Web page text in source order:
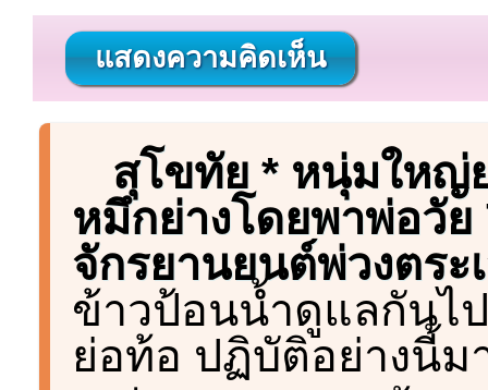
แสดงความคิดเห็น
สุโขทัย * หนุ่มให
หมึกย่างโดยพาพ่อวั
จักรยานยนต์พ่วงตระ
ข้าวป้อนน้ำดูแลกันไ
ย่อท้อ ปฏิบัติอย่างนี้ม